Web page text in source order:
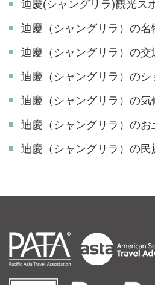
迪慶(シャングリラ)観光ス
迪慶（シャングリラ）の名
迪慶（シャングリラ）の交
迪慶（シャングリラ）のシ
迪慶（シャングリラ）の気
迪慶（シャングリラ）のお
迪慶（シャングリラ）の民